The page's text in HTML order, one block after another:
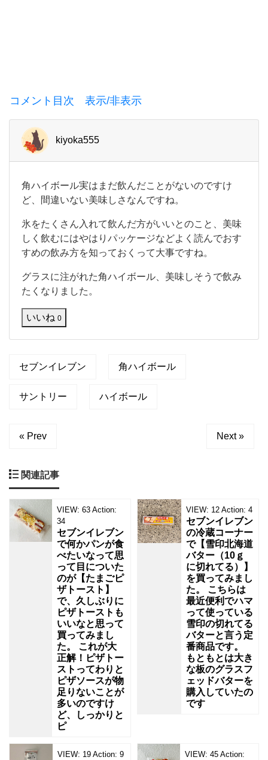
コメント目次 表示/非表示
kiyoka555
角
ハ
イ
ボ
ー
ル
実
ま
だ
飲
ん
だ
な
で
ど
違
い
な
い
美
角ハイボール実はまだ飲んだことがないのですけ
ど、間違いない美味しさなんですね。
氷をたくさん入れて飲んだ方がいいとのこと、美味
しく飲むにはやはりパッケージなどよく読んでおす
すめの飲み方を知っておくって大事ですね。
グラスに注がれた角ハイボール、美味しそうで飲み
たくなりました。
いいね 0
セブンイレブン 角ハイボール
サントリー ハイボール
« Prev Next »
関連記事
VIEW: 63 Action:
34
セブンイレブン
で何かパンが食
べたいなって思
って目についた
のが【たまごピ
ザトースト】
で、久しぶりに
ピザトーストも
いいなと思って
買ってみまし
た。 これが大
正解！ピザトー
ストってわりと
ピザソースが物
足りないことが
多いのですけ
ど、しっかりと
ピ
VIEW: 12 Action: 4
セブンイレブン
の冷蔵コーナー
で【雪印北海道
バター（10ｇ
に切れてる）】
を買ってみまし
た。 こちらは
最近便利でハマ
って使っている
雪印の切れてる
バターと言う定
番商品です。
もともとは大き
な板のグラスフ
ェッドバターを
購入していたの
です
VIEW: 19 Action: 9 VIEW: 45 Action: